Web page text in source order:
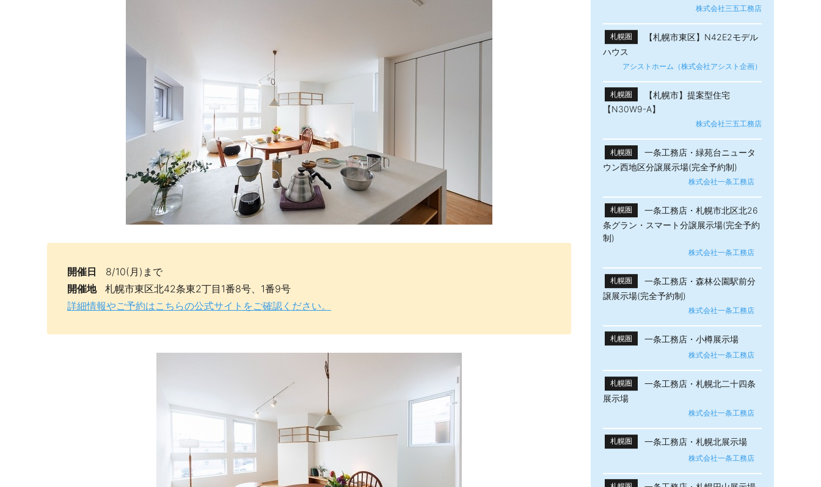
開催日 8/10(月)まで
開催地
札幌市東区北42条東2丁目1番8号、1番9号
詳細情報やご予約はこちらの公式サイトをご確認ください。
株式会社三五工務店
札幌圏
【札幌市東区】N42E2モデル
ハウス
アシストホーム（株式会社アシスト企画）
札幌圏
【札幌市】提案型住宅
【N30W9-A】
株式会社三五工務店
札幌圏
一条工務店・緑苑台ニュータ
ウン西地区分譲展示場(完全予約制)
株式会社一条工務店
札幌圏
一条工務店・札幌市北区北26
条グラン・スマート分譲展示場(完全予約
制)
株式会社一条工務店
札幌圏
一条工務店・森林公園駅前分
譲展示場(完全予約制)
株式会社一条工務店
札幌圏 一条工務店・小樽展示場
株式会社一条工務店
札幌圏
一条工務店・札幌北二十四条
展示場
株式会社一条工務店
札幌圏 一条工務店・札幌北展示場
株式会社一条工務店